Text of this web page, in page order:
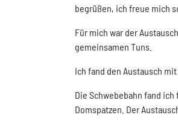
begrüßen, ich freue mich
Für mich war der
gemeinsamen Tuns.
Ich fand den Austausch
Die Schwebebahn fand
Domspatzen. Der